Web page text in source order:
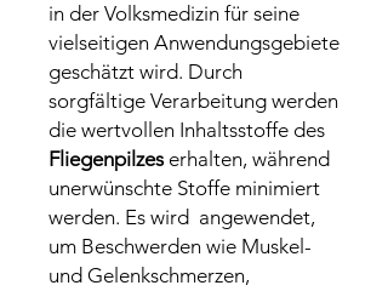
in der Volksmedizin für seine
vielseitigen Anwendungsgebiete
geschätzt wird. Durch
sorgfältige Verarbeitung werden
die wertvollen Inhaltsstoffe des
Fliegenpilzeserhalten, während
unerwünschte Stoffe minimiert
werden. Es wird angewendet,
um Beschwerden wie Muskel-
und Gelenkschmerzen,